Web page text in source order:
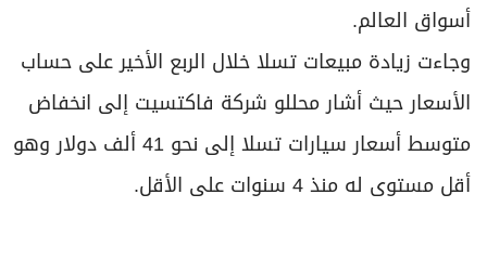
أسواق العالم.
وجاءت زيادة مبيعات تسلا خلال الربع الأخير على حساب
الأسعار حيث أشار محللو شركة فاكتسيت إلى انخفاض
متوسط أسعار سيارات تسلا إلى نحو 41 ألف دولار وهو
أقل مستوى له منذ 4 سنوات على الأقل.